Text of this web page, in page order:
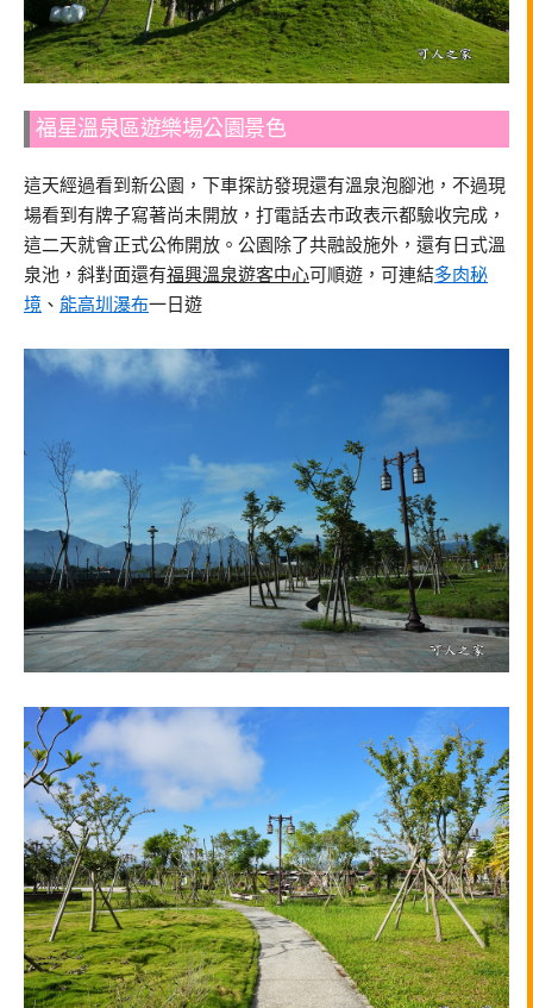
福星溫泉區遊樂場公園景色
這天經過看到新公園，下車探訪發現還有溫泉泡腳池，不過現
場看到有牌子寫著尚未開放，打電話去市政表示都驗收完成，
這二天就會正式公佈開放。公園除了共融設施外，還有日式溫
泉池，斜對面還有福興溫泉遊客中心可順遊，可連結多肉秘
境 、 能高圳瀑布一日遊